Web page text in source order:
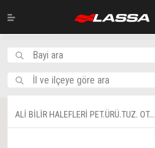
Bayi ara
İl ve ilçeye göre ara
ALİ BİLİR HALEFLERİ PET.ÜRÜ.TUZ. OT...